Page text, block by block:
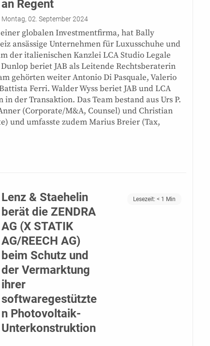
an Regent
Montag, 02. September 2024
globalen Investmentfirma, hat Bally
ansässige Unternehmen für Luxusschuhe und
der italienischen Kanzlei LCA Studio Legale
beriet JAB als Leitende Rechtsberaterin
gehörten weiter Antonio Di Pasquale, Valerio
Ferri. Walder Wyss beriet JAB und LCA
der Transaktion. Das Team bestand aus Urs P.
(Corporate/M&A, Counsel) und Christian
und umfasste zudem Marius Breier (Tax,
Lenz & Staehelin
berät die ZENDRA
AG (X STATIK
AG/REECH AG)
beim Schutz und
der Vermarktung
ihrer
softwaregestützte
n Photovoltaik-
Unterkonstruktion
Lesezeit: < 1 Min